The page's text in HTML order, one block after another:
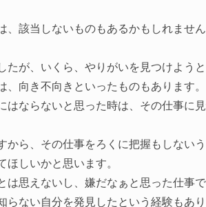
該当しないものもあるかもしれません
たが、いくら、やりがいを見つけよう
、向き不向きといったものもあります
はならないと思った時は、その仕事に
から、その仕事をろくに把握もしない
しいかと思います。
思えないし、嫌だなぁと思った仕事
ない自分を発見したという経験もあり